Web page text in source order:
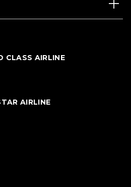
CLASS AIRLINE
AIRLINE